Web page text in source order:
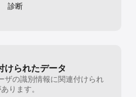
いゲームシステ
寧に行ってより
診断
けられたデータ
ザの識別情報に関連付けられ
ります。